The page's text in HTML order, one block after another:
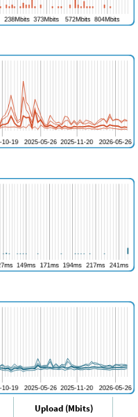
Upload (Mbits)